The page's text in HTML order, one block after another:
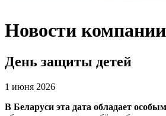
Новости компании
День защиты детей
1 июня 2026
В Беларуси эта дата обладает